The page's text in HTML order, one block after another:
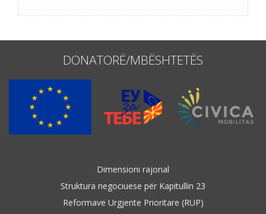
DONATORË/MBËSHTETËS
Dimensioni rajonal
Struktura negociuese për Kapitullin 23
Reformave Urgjente Prioritare (RUP)